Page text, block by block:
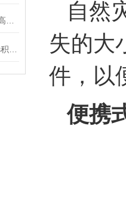
自然
失的大
件，以
便携